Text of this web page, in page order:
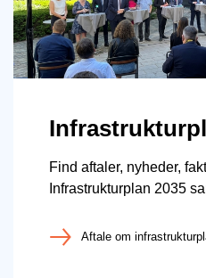
Find aftaler, nyheder,
Infrastrukturplan 2035
Aftale om